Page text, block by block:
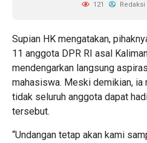
121 Redaksi
Supian HK mengatakan,
11 anggota DPR RI asal
mendengarkan langsung
mahasiswa. Meski demikian, ia
tidak seluruh anggota dapat
tersebut.
“Undangan tetap akan kami